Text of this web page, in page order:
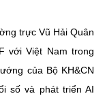
trực Vũ Hải Quân
với Việt Nam trong
của Bộ KH&CN
số và phát triển AI